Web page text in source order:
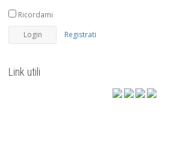
Ricordami
Registrati
Link utili